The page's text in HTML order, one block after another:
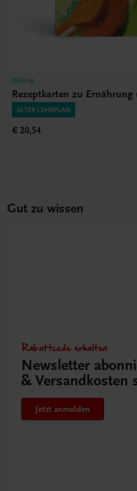
Bildung
Rezeptkarten zu
ALTER LEHRPLAN
€ 20,54
Gut zu wissen
Rabattcode erhalten
Newsletter
& Versandkosten
Jetzt anmelden